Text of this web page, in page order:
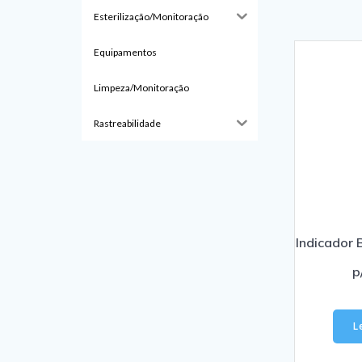
Esterilização/Monitoração
Equipamentos
Limpeza/Monitoração
Rastreabilidade
Indicador